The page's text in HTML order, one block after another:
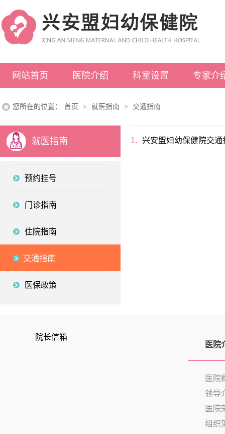
网站首页 医院介绍
医院概况
科室设置
科室介绍
专家介
您所在的位置： 首页 > 就医指南 > 交通指南
就医指南
预约挂号
门诊指南
住院指南
交通指南
医保政策
1. 兴安盟妇幼保健院交通
院长信箱
医院
医院
领导
医院
组织